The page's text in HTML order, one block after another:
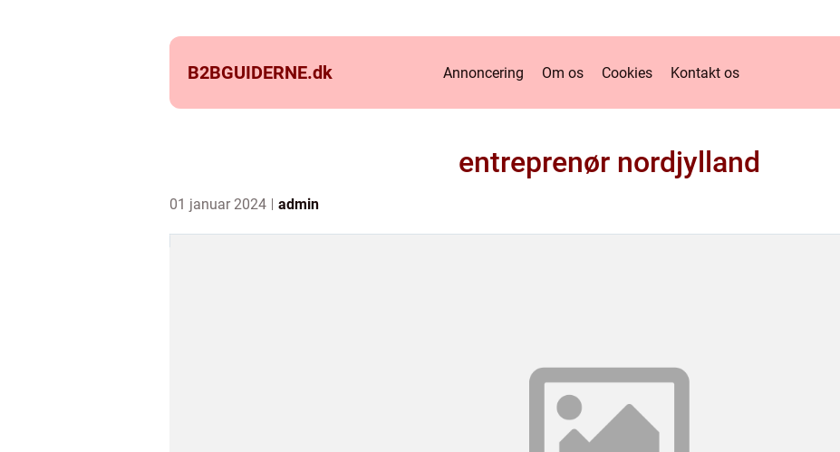
B2BGUIDERNE.dk Annoncering Om os Cookies Kontakt os
entreprenør nordjylland
01 januar 2024 admin